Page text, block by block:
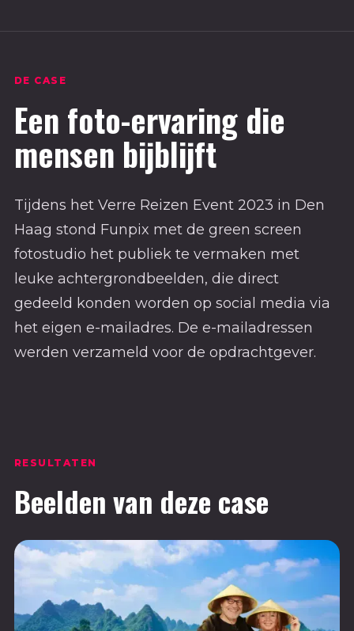
DE CASE
Een foto-ervaring die
mensen bijblijft
Tijdens het Verre Reizen Event 2023 in Den
Haag stond Funpix met de green screen
fotostudio het publiek te vermaken met
leuke achtergrondbeelden, die direct
gedeeld konden worden op social media via
het eigen e-mailadres. De e-mailadressen
werden verzameld voor de opdrachtgever.
RESULTATEN
Beelden van deze case